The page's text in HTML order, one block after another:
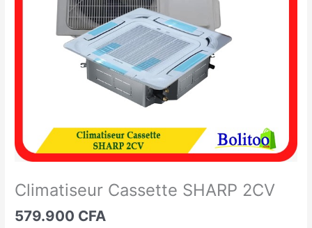
Climatiseur Cassette SHARP 2CV
579.900 CFA